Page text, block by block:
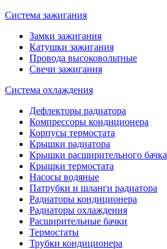
Система зажигания
Замки зажигания
Катушки зажигания
Провода высоковольтные
Свечи зажигания
Система охлаждения
Дефлекторы радиатора
Компрессоры кондиционера
Корпусы термостата
Крышки радиатора
Крышки расширительного бачка
Крышки термостата
Насосы водяные
Патрубки и шланги радиатора
Радиаторы кондиционера
Радиаторы охлаждения
Расширительные бачки
Термостаты
Трубки кондиционера